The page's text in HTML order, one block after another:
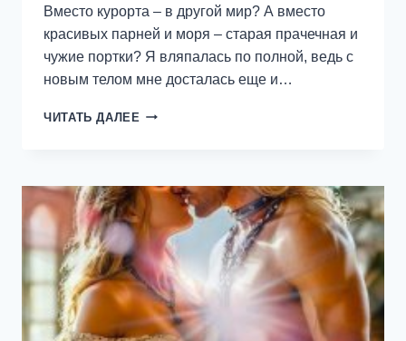
Вместо курорта – в другой мир? А вместо
красивых парней и моря – старая прачечная и
чужие портки? Я вляпалась по полной, ведь с
новым телом мне досталась еще и…
ЧИТАТЬ ДАЛЕЕ ПРАЧКА.
ЮКИ